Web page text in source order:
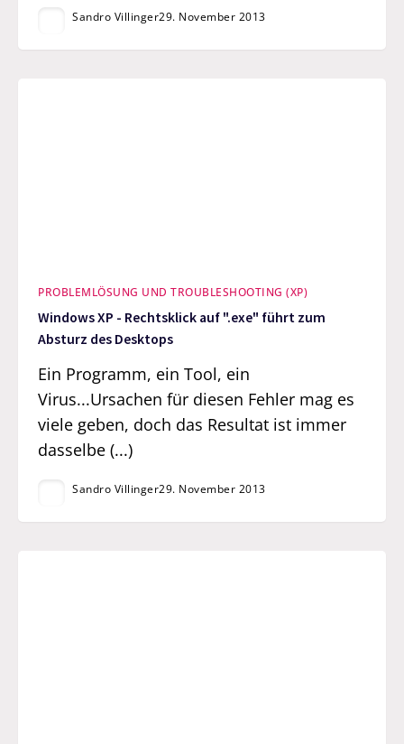
Sandro Villinger29. November 2013
PROBLEMLÖSUNG UND TROUBLESHOOTING (XP)
Windows XP - Rechtsklick auf ".exe" führt zum
Absturz des Desktops
Ein Programm, ein Tool, ein
Virus...Ursachen für diesen Fehler mag es
viele geben, doch das Resultat ist immer
dasselbe (...)
Sandro Villinger29. November 2013